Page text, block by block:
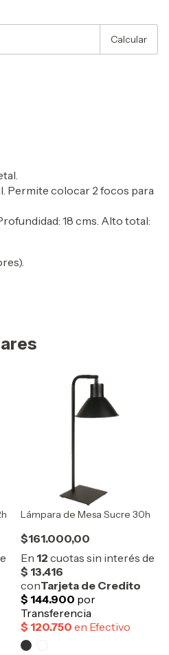
Calcular
Permite colocar 2 focos para
18 cms. Alto total:
Lámpara de Mesa Sucre 30h
$161.000,00